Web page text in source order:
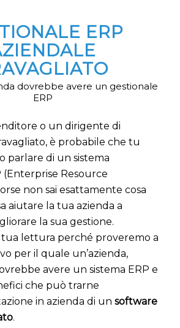
ERP
dovrebbe avere un gestionale
ERP
o un dirigente di
è probabile che tu
parlare di un sistema
(Enterprise Resource
non sai esattamente cosa
aiutare la tua azienda a
la sua gestione.
lettura perché proveremo a
per il quale un’azienda,
avere un sistema ERP e
che può trarne
in azienda di un software
.